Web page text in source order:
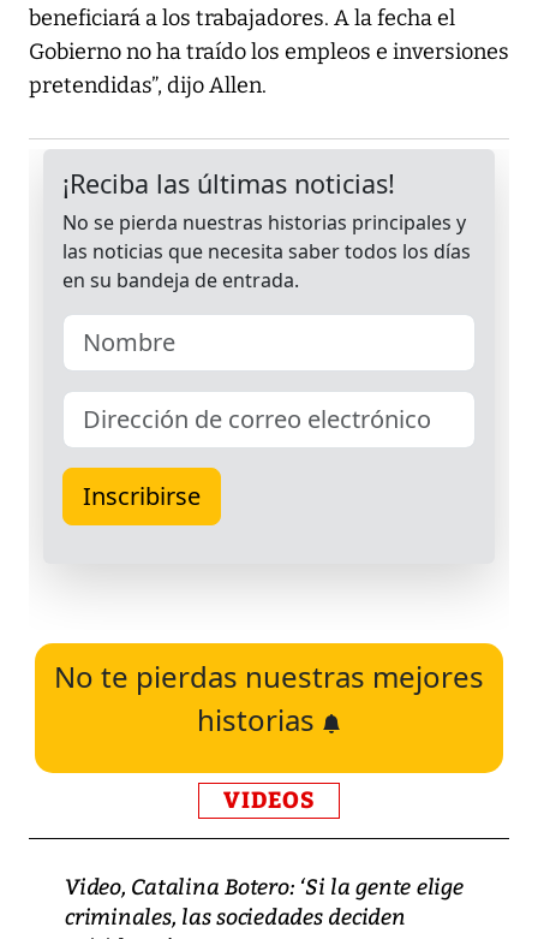
beneficiará a los trabajadores. A la fecha el
Gobierno no ha traído los empleos e inversiones
pretendidas”, dijo Allen.
No te pierdas nuestras mejores
historias
VIDEOS
Video, Catalina Botero: ‘Si la gente elige
criminales, las sociedades deciden